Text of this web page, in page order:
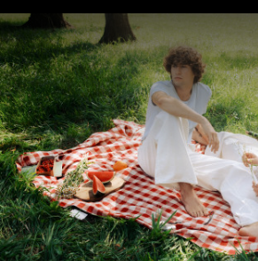
JEREMIAS
Home News Musik Termine
Pressebilder - Qué quiero más